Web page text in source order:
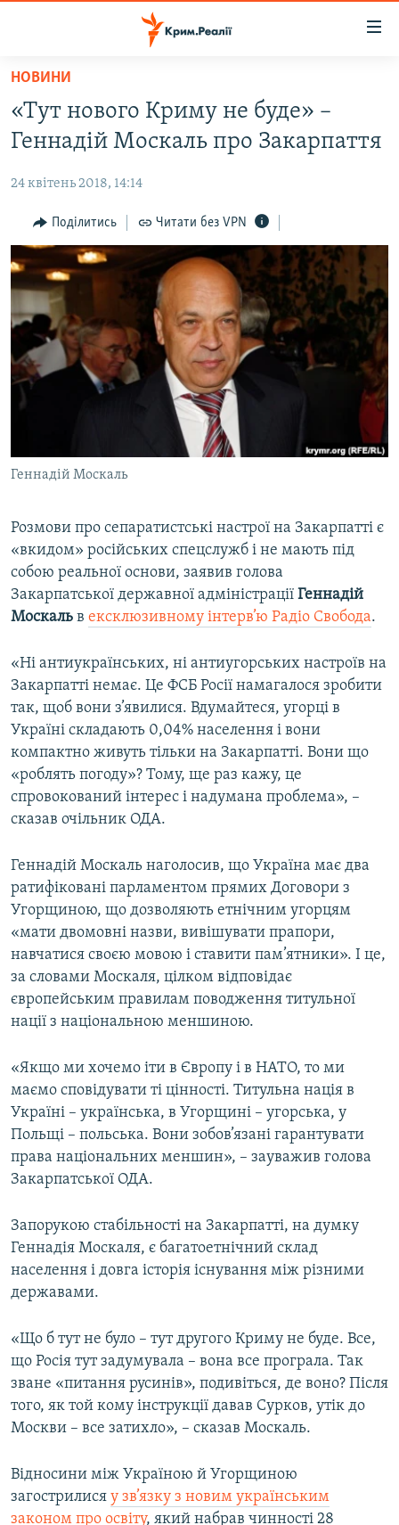
Перейти
основного
матеріалу
до
навігації
Перейти
до
пошуку
ВОДА.КРИМ
ПОЛІТИКА
БЛОГИ
ПОГЛЯД
ІНТЕРВ'Ю
ВСЕ ЗА ДЕНЬ
СПЕЦПРОЕКТИ
ДЕПОРТАЦІЯ
УКРАЇНСЬКА ПРОБЛЕМА КРИМУ
ЯК ОБІЙТИ БЛОКУВАННЯ
Qırımtatar
Усі сайти RFE/RL
НОВИНИ
«Тут нового Криму не буде» –
Геннадій Москаль про Закарпаття
24 квітень 2018, 14:14
Поділитись Читати без VPN
Геннадій Москаль
Розмови про сепаратистські настрої на Закарпатті є
«вкидом» російських спецслужб і не мають під
собою реальної основи, заявив голова
Закарпатської державної адміністрації Геннадій
Москаль в ексклюзивному інтерв’ю Радіо Свобода.
«Ні антиукраїнських, ні антиугорських настроїв на
Закарпатті немає. Це ФСБ Росії намагалося зробити
так, щоб вони з’явилися. Вдумайтеся, угорці в
Україні складають 0,04% населення і вони
компактно живуть тільки на Закарпатті. Вони що
«роблять погоду»? Тому, ще раз кажу, це
спровокований інтерес і надумана проблема», –
сказав очільник ОДА.
Геннадій Москаль наголосив, що Україна має два
ратифіковані парламентом прямих Договори з
Угорщиною, що дозволяють етнічним угорцям
«мати двомовні назви, вивішувати прапори,
навчатися своєю мовою і ставити пам’ятники». І це,
за словами Москаля, цілком відповідає
європейським правилам поводження титульної
нації з національною меншиною.
«Якщо ми хочемо іти в Європу і в НАТО, то ми
маємо сповідувати ті цінності. Титульна нація в
Україні – українська, в Угорщині – угорська, у
Польщі – польська. Вони зобов’язані гарантувати
права національних меншин», – зауважив голова
Закарпатської ОДА.
Запорукою стабільності на Закарпатті, на думку
Геннадія Москаля, є багатоетнічний склад
населення і довга історія існування між різними
державами.
«Що б тут не було – тут другого Криму не буде. Все,
що Росія тут задумувала – вона все програла. Так
зване «питання русинів», подивіться, де воно? Після
того, як той кому інструкції давав Сурков, утік до
Москви – все затихло», – сказав Москаль.
Відносини між Україною й Угорщиною
загострилися у зв’язку з новим українським
законом про освіту, який набрав чинності 28